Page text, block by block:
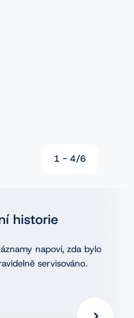
1 - 4/6
historie
napoví, zda bylo
servisováno.